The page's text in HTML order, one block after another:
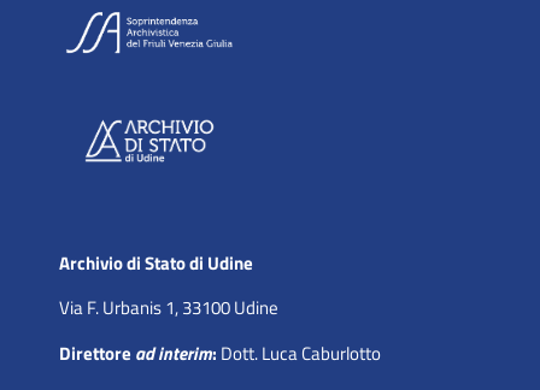
Archivio di Stato di Udine
Via F. Urbanis 1, 33100 Udine
Direttore ad interim: Dott. Luca Caburlotto